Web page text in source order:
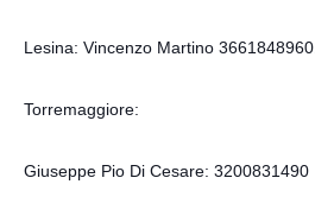
Lesina: Vincenzo Martino 3661848960.
Torremaggiore:
Giuseppe Pio Di Cesare: 3200831490